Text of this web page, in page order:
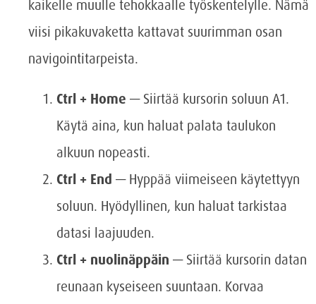
kaikelle muulle tehokkaalle työskentelylle. Nämä
viisi pikakuvaketta kattavat suurimman osan
navigointitarpeista.
Ctrl + Home — Siirtää kursorin soluun A1.
Käytä aina, kun haluat palata taulukon
alkuun nopeasti.
Ctrl + End — Hyppää viimeiseen käytettyyn
soluun. Hyödyllinen, kun haluat tarkistaa
datasi laajuuden.
Ctrl + nuolinäppäin — Siirtää kursorin datan
reunaan kyseiseen suuntaan. Korvaa